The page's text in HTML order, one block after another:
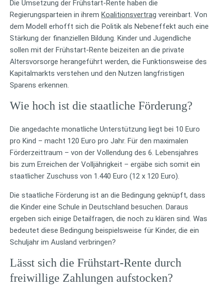
Die Umsetzung der Frühstart-Rente haben die
Regierungsparteien in ihrem Koalitionsvertrag vereinbart. Von
dem Modell erhofft sich die Politik als Nebeneffekt auch eine
Stärkung der finanziellen Bildung. Kinder und Jugendliche
sollen mit der Frühstart-Rente beizeiten an die private
Altersvorsorge herangeführt werden, die Funktionsweise des
Kapitalmarkts verstehen und den Nutzen langfristigen
Sparens erkennen.
Wie hoch ist die staatliche Förderung?
Die angedachte monatliche Unterstützung liegt bei 10 Euro
pro Kind – macht 120 Euro pro Jahr. Für den maximalen
Förderzeittraum – von der Vollendung des 6. Lebensjahres
bis zum Erreichen der Volljährigkeit – ergäbe sich somit ein
staatlicher Zuschuss von 1.440 Euro (12 x 120 Euro).
Die staatliche Förderung ist an die Bedingung geknüpft, dass
die Kinder eine Schule in Deutschland besuchen. Daraus
ergeben sich einige Detailfragen, die noch zu klären sind. Was
bedeutet diese Bedingung beispielsweise für Kinder, die ein
Schuljahr im Ausland verbringen?
Lässt sich die Frühstart-Rente durch
freiwillige Zahlungen aufstocken?